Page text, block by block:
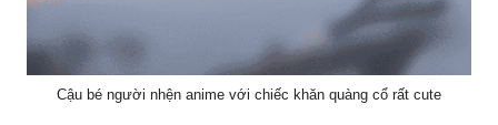
Cậu bé người nhện anime với chiếc khăn quàng cổ rất cute